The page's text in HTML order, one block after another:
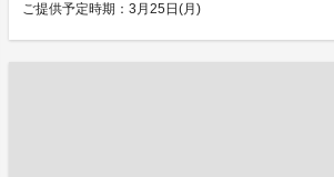
ご提供予定時期：3月25日(月)